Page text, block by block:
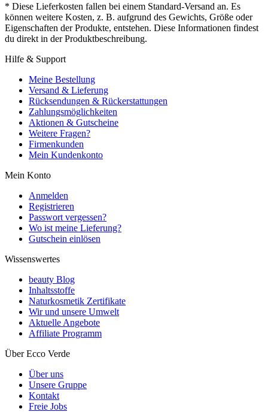
* Diese Lieferkosten fallen bei einem Standard-Versand an. Es
können weitere Kosten, z. B. aufgrund des Gewichts, Größe oder
Eigenschaften der Produkte, entstehen. Diese Informationen findest
du direkt in der Produktbeschreibung.
Hilfe & Support
Meine Bestellung
Versand & Lieferung
Rücksendungen & Rückerstattungen
Zahlungsmöglichkeiten
Aktionen & Gutscheine
Weitere Fragen?
Firmenkunden
Mein Kundenkonto
Mein Konto
Anmelden
Registrieren
Passwort vergessen?
Wo ist meine Lieferung?
Gutschein einlösen
Wissenswertes
beauty Blog
Inhaltsstoffe
Naturkosmetik Zertifikate
Wir und unsere Umwelt
Aktuelle Angebote
Affiliate Programm
Über Ecco Verde
Über uns
Unsere Gruppe
Kontakt
Freie Jobs